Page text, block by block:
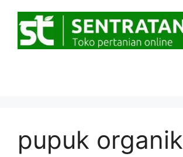
pupuk organik